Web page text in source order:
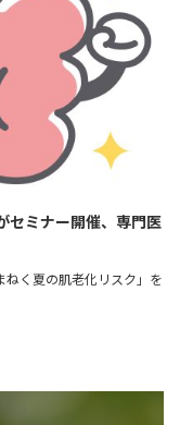
セミナー開催、専門医
く夏の肌老化リスク」を